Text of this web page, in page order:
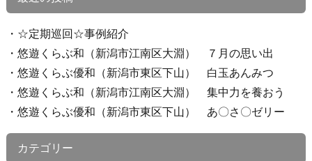
☆定期巡回☆事例紹介
悠遊くらぶ和（新潟市江南区大淵） ７月の思い出
悠遊くらぶ優和（新潟市東区下山） 白玉あんみつ
悠遊くらぶ和（新潟市江南区大淵） 集中力を養おう
悠遊くらぶ優和（新潟市東区下山） あ〇さ〇ゼリー
カテゴリー